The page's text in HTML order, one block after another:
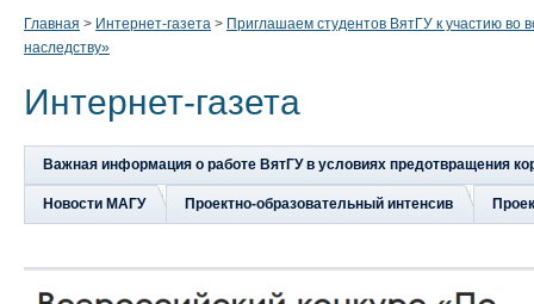
Главная > Интернет-газета > Приглашаем студентов ВятГУ к участию во
наследству»
Интернет-газета
Важная информация о работе ВятГУ в условиях предотвращения
Новости МАГУ Проектно-образовательный интенсив